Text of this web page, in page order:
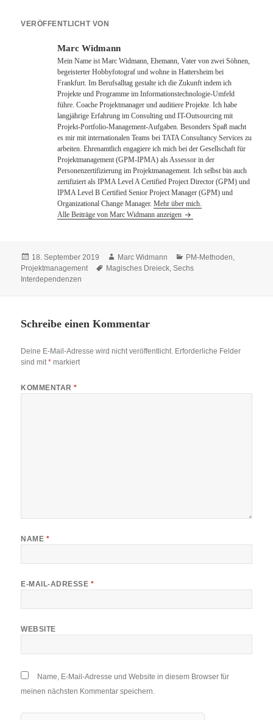
VERÖFFENTLICHT VON
Marc Widmann
Mein Name ist Marc Widmann, Ehemann, Vater von zwei Söhnen,
begeisterter Hobbyfotograf und wohne in Hattersheim bei
Frankfurt. Im Berufsalltag gestalte ich die Zukunft indem ich
Projekte und Programme im Informationstechnologie-Umfeld
führe. Coache Projektmanager und auditiere Projekte. Ich habe
langjährige Erfahrung im Consulting und IT-Outsourcing mit
Projekt-Portfolio-Management-Aufgaben. Besonders Spaß macht
es mir mit internationalen Teams bei TATA Consultancy Services zu
arbeiten. Ehrenamtlich engagiere ich mich bei der Gesellschaft für
Projektmanagement (GPM-IPMA) als Assessor in der
Personenzertifizierung im Projektmanagement. Ich selbst bin auch
zertifiziert als IPMA Level A Certified Project Director (GPM) und
IPMA Level B Certified Senior Project Manager (GPM) und
Organizational Change Manager.Mehr über mich.
Alle Beiträge von Marc Widmann anzeigen
Veröffentlicht
am
18. September 2019 Autor
Marc Widmann Kategorien
PM-Methoden,
Projektmanagement
Schlagwörter
Magisches Dreieck,Sechs
Interdependenzen
Schreibe einen Kommentar
Deine E-Mail-Adresse wird nicht veröffentlicht. Erforderliche Felder
sind mit* markiert
KOMMENTAR*
NAME *
E-MAIL-ADRESSE *
WEBSITE
Name, E-Mail-Adresse und Website in diesem Browser für
meinen nächsten Kommentar speichern.